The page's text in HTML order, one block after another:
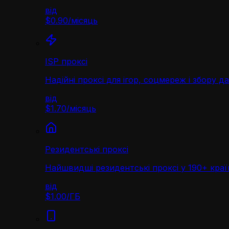
від
$0.90/місяць
ISP проксі
Надійні проксі для ігор, соцмереж і збору
від
$1.70/місяць
Резидентські проксі
Найшвидші резидентські проксі у 190+
від
$1.00/ГБ